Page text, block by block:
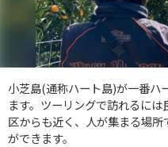
小芝島(通称ハート島)が一番ハ
ます。ツーリングで訪れるに
区からも近く、人が集まる場
ができます。